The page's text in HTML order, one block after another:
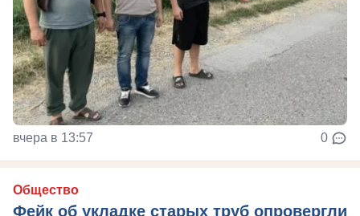
вчера в 13:57 0
Общество
Фейк об укладке старых труб опровергли